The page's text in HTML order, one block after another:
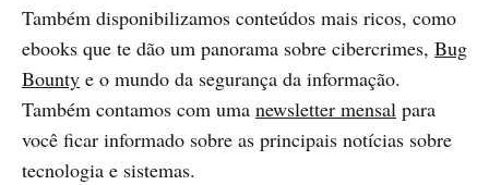
Também disponibilizamos conteúdos mais ricos, como
ebooks que te dão um panorama sobre cibercrimes, Bug
Bounty e o mundo da segurança da informação.
Também contamos com uma newsletter mensal para
você ficar informado sobre as principais notícias sobre
tecnologia e sistemas.